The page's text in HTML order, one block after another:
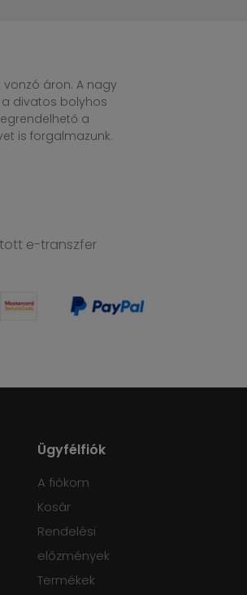
áron. A nagy
divatos bolyhos
a
is forgalmazunk.
e-transzfer
Ügyfélfiók
A fiókom
Kosár
Rendelési
előzmények
Termékek